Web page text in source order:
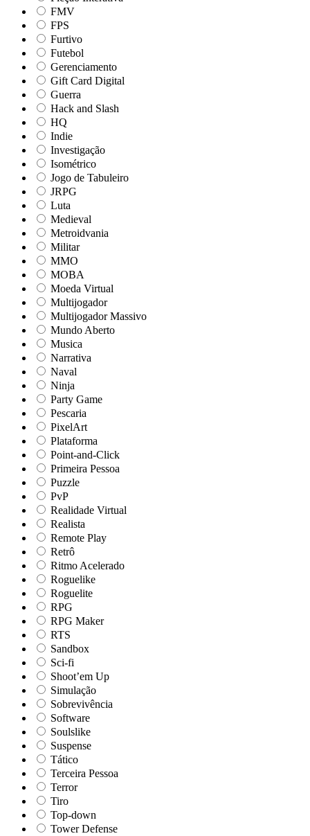
FMV
FPS
Furtivo
Futebol
Gerenciamento
Gift Card Digital
Guerra
Hack and Slash
HQ
Indie
Investigação
Isométrico
Jogo de Tabuleiro
JRPG
Luta
Medieval
Metroidvania
Militar
MMO
MOBA
Moeda Virtual
Multijogador
Multijogador Massivo
Mundo Aberto
Musica
Narrativa
Naval
Ninja
Party Game
Pescaria
PixelArt
Plataforma
Point-and-Click
Primeira Pessoa
Puzzle
PvP
Realidade Virtual
Realista
Remote Play
Retrô
Ritmo Acelerado
Roguelike
Roguelite
RPG
RPG Maker
RTS
Sandbox
Sci-fi
Shoot’em Up
Simulação
Sobrevivência
Software
Soulslike
Suspense
Tático
Terceira Pessoa
Terror
Tiro
Top-down
Tower Defense